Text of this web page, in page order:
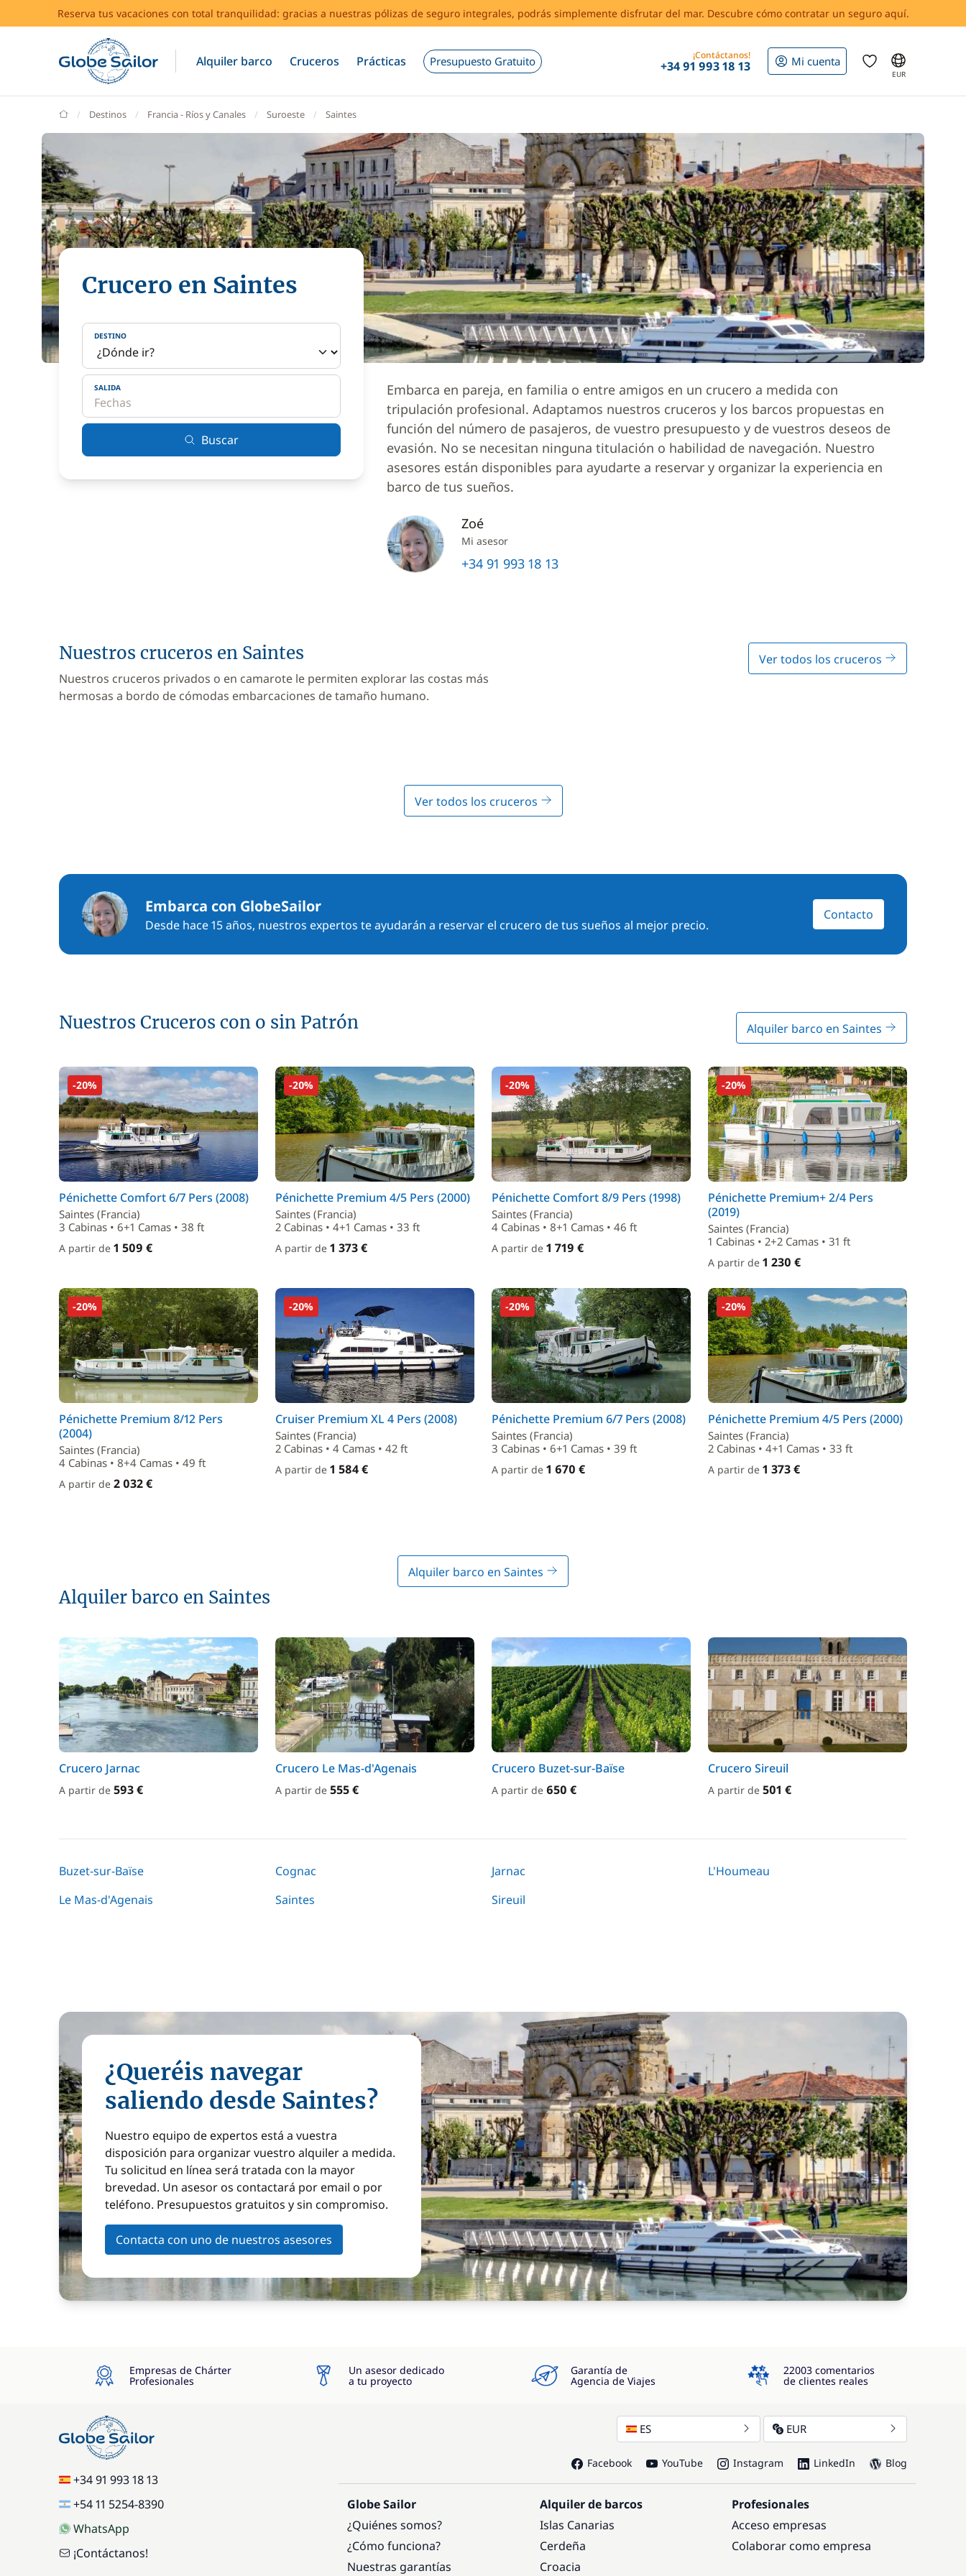
Reserva tus vacaciones con total tranquilidad: gracias a nuestras pólizas de seguro integrales, podrás simplemente disfrutar del mar. Descubre cómo contratar un seguro aquí.
Alquiler barco Cruceros Prácticas Presupuesto Gratuito ¡Contáctanos!
+34 91 993 18 13 Mi cuenta
EUR
GlobeSailor
Destinos Francia - Ríos y Canales Suroeste Saintes
Crucero en Saintes
DESTINO
SALIDA
Buscar
Embarca en pareja, en familia o entre amigos en un crucero a medida con
tripulación profesional. Adaptamos nuestros cruceros y los barcos propuestas en
función del número de pasajeros, de vuestro presupuesto y de vuestros deseos de
evasión. No se necesitan ninguna titulación o habilidad de navegación. Nuestro
asesores están disponibles para ayudarte a reservar y organizar la experiencia en
barco de tus sueños.
Zoé
Mi asesor
+34 91 993 18 13
Nuestros cruceros en Saintes
Nuestros cruceros privados o en camarote le permiten explorar las costas más
hermosas a bordo de cómodas embarcaciones de tamaño humano.
Ver todos los cruceros
Ver todos los cruceros
Embarca con GlobeSailor
Desde hace 15 años, nuestros expertos te ayudarán a reservar el crucero de tus sueños al mejor precio.
Contacto
Nuestros Cruceros con o sin Patrón Alquiler barco en Saintes
-20%
Pénichette Comfort 6/7 Pers (2008)
Saintes (Francia)
3 Cabinas • 6+1 Camas • 38 ft
A partir de 1 509 €
-20%
Pénichette Premium 4/5 Pers (2000)
Saintes (Francia)
2 Cabinas • 4+1 Camas • 33 ft
A partir de 1 373 €
-20%
Pénichette Comfort 8/9 Pers (1998)
Saintes (Francia)
4 Cabinas • 8+1 Camas • 46 ft
A partir de 1 719 €
-20%
Pénichette Premium+ 2/4 Pers
(2019)
Saintes (Francia)
1 Cabinas • 2+2 Camas • 31 ft
A partir de 1 230 €
-20%
Pénichette Premium 8/12 Pers
(2004)
Saintes (Francia)
4 Cabinas • 8+4 Camas • 49 ft
A partir de 2 032 €
-20%
Cruiser Premium XL 4 Pers (2008)
Saintes (Francia)
2 Cabinas • 4 Camas • 42 ft
A partir de 1 584 €
-20%
Pénichette Premium 6/7 Pers (2008)
Saintes (Francia)
3 Cabinas • 6+1 Camas • 39 ft
A partir de 1 670 €
-20%
Pénichette Premium 4/5 Pers (2000)
Saintes (Francia)
2 Cabinas • 4+1 Camas • 33 ft
A partir de 1 373 €
Alquiler barco en Saintes
Alquiler barco en Saintes
Crucero Jarnac
A partir de 593 €
Crucero Le Mas-d'Agenais
A partir de 555 €
Crucero Buzet-sur-Baïse
A partir de 650 €
Crucero Sireuil
A partir de 501 €
Buzet-sur-Baïse Cognac Jarnac
L'Houmeau
Le Mas-d'Agenais
Saintes Sireuil
¿Queréis navegar
saliendo desde Saintes?
Nuestro equipo de expertos está a vuestra
disposición para organizar vuestro alquiler a medida.
Tu solicitud en línea será tratada con la mayor
brevedad. Un asesor os contactará por email o por
teléfono. Presupuestos gratuitos y sin compromiso.
Contacta con uno de nuestros asesores
Empresas de Chárter
Profesionales
Un asesor dedicado
a tu proyecto
Garantía de
Agencia de Viajes
4.3
22003 comentarios
de clientes reales
+34 91 993 18 13
+54 11 5254-8390
WhatsApp
¡Contáctanos!
ES EUR
Facebook YouTube Instagram LinkedIn Blog
Globe Sailor
¿Quiénes somos?
¿Cómo funciona?
Nuestras garantías
Alquiler de barcos
Islas Canarias
Cerdeña
Croacia
Profesionales
Acceso empresas
Colaborar como empresa